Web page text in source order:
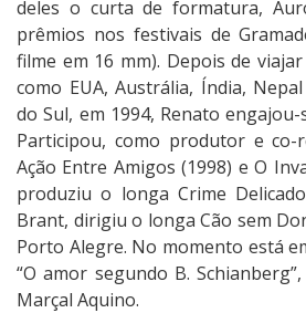
deles o curta de formatura,
prêmios nos festivais de
filme em 16 mm). Depois de
como EUA, Austrália, Índia,
do Sul, em 1994, Renato
Participou, como produtor e co-
Ação Entre Amigos (1998) e O
produziu o longa Crime
Brant, dirigiu o longa Cão sem
Porto Alegre. No momento está
“O amor segundo B.
Marçal Aquino.